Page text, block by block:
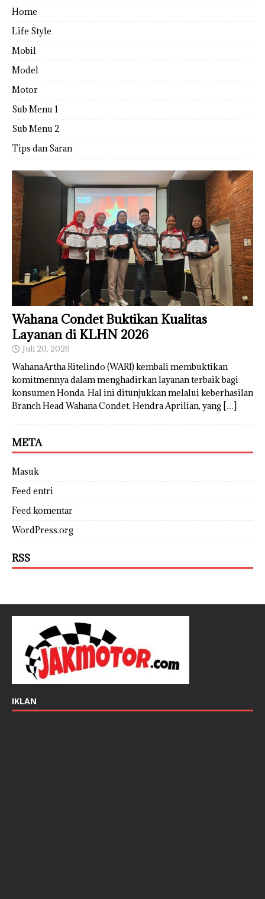
Home
Life Style
Mobil
Model
Motor
Sub Menu 1
Sub Menu 2
Tips dan Saran
Wahana Condet Buktikan Kualitas
Layanan di KLHN 2026
Juli 20, 2026
WahanaArtha Ritelindo (WARI) kembali membuktikan
komitmennya dalam menghadirkan layanan terbaik bagi
konsumen Honda. Hal ini ditunjukkan melalui keberhasilan
Branch Head Wahana Condet, Hendra Aprilian, yang […]
META
Masuk
Feed entri
Feed komentar
WordPress.org
RSS
IKLAN